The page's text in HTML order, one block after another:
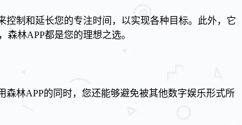
制和延长您的专注时间，以实现各种目标。此外，它
林APP都是您的理想之选。
林APP的同时，您还能够避免被其他数字娱乐形式所